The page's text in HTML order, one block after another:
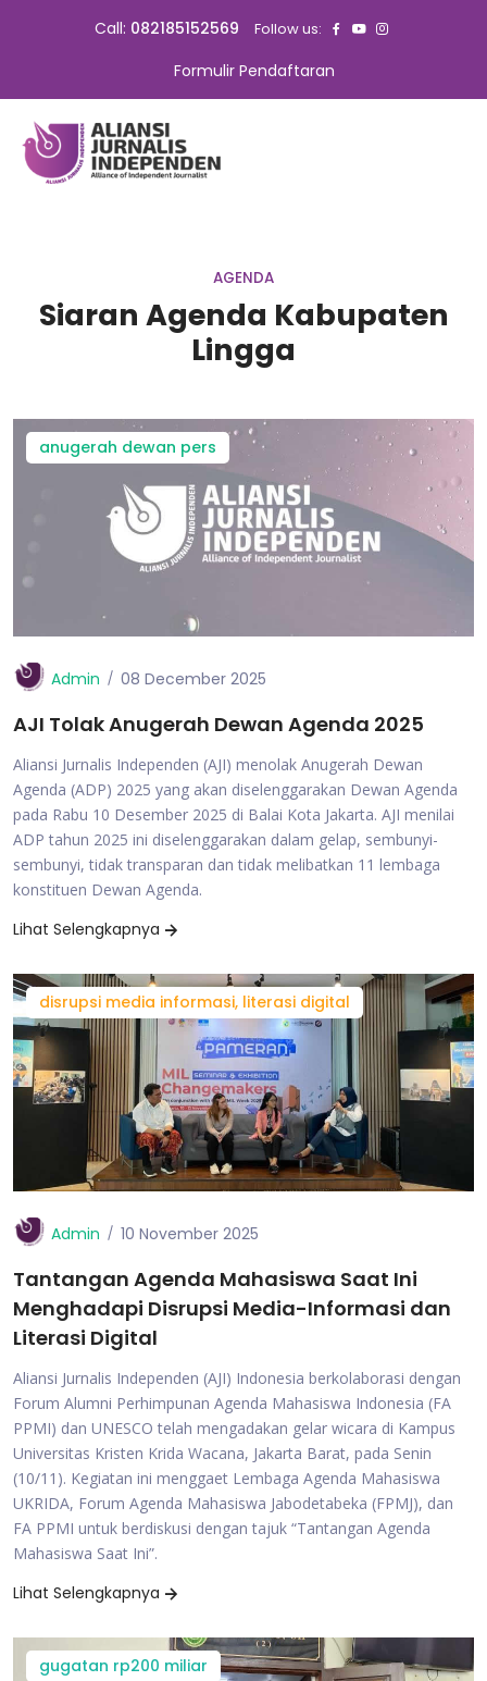
Call: 082185152569 Follow us:
Formulir Pendaftaran
AGENDA
Siaran Agenda Kabupaten
Lingga
anugerah dewan pers
Admin 08 December 2025
AJI Tolak Anugerah Dewan Agenda 2025
Aliansi Jurnalis Independen (AJI) menolak Anugerah Dewan
Agenda (ADP) 2025 yang akan diselenggarakan Dewan Agenda
pada Rabu 10 Desember 2025 di Balai Kota Jakarta. AJI menilai
ADP tahun 2025 ini diselenggarakan dalam gelap, sembunyi-
sembunyi, tidak transparan dan tidak melibatkan 11 lembaga
konstituen Dewan Agenda.
Lihat Selengkapnya
disrupsi media informasi, literasi digital
Admin 10 November 2025
Tantangan Agenda Mahasiswa Saat Ini
Menghadapi Disrupsi Media-Informasi dan
Literasi Digital
Aliansi Jurnalis Independen (AJI) Indonesia berkolaborasi dengan
Forum Alumni Perhimpunan Agenda Mahasiswa Indonesia (FA
PPMI) dan UNESCO telah mengadakan gelar wicara di Kampus
Universitas Kristen Krida Wacana, Jakarta Barat, pada Senin
(10/11). Kegiatan ini menggaet Lembaga Agenda Mahasiswa
UKRIDA, Forum Agenda Mahasiswa Jabodetabeka (FPMJ), dan
FA PPMI untuk berdiskusi dengan tajuk “Tantangan Agenda
Mahasiswa Saat Ini”.
Lihat Selengkapnya
gugatan rp200 miliar